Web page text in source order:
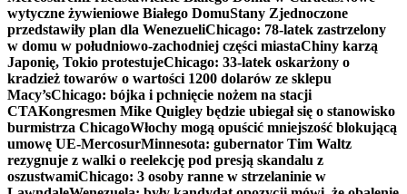
wytyczne żywieniowe Białego DomuStany Zjednoczone
przedstawiły plan dla WenezueliChicago: 78-latek zastrzelony
w domu w południowo-zachodniej części miastaChiny karzą
Japonię, Tokio protestujeChicago: 33-latek oskarżony o
kradzież towarów o wartości 1200 dolarów ze sklepu
Macy’sChicago: bójka i pchnięcie nożem na stacji
CTAKongresmen Mike Quigley będzie ubiegał się o stanowisko
burmistrza ChicagoWłochy mogą opuścić mniejszość blokującą
umowę UE-MercosurMinnesota: gubernator Tim Waltz
rezygnuje z walki o reelekcję pod presją skandalu z
oszustwamiChicago: 3 osoby ranne w strzelaninie w